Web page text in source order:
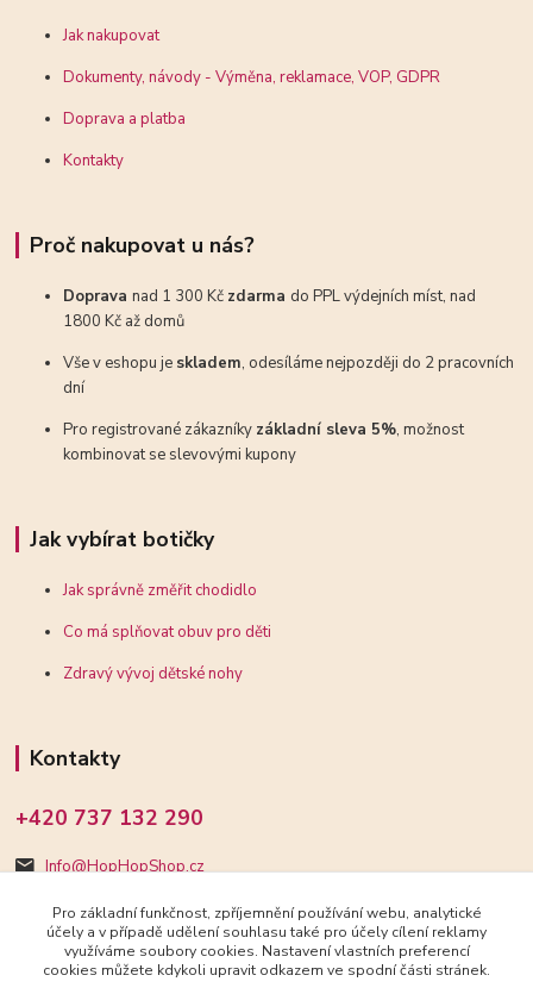
Jak nakupovat
Dokumenty, návody - Výměna, reklamace, VOP, GDPR
Doprava a platba
Kontakty
Proč nakupovat u nás?
Dopravanad 1 300 Kč zdarma do PPL výdejních míst, nad
1800 Kč až domů
Vše v eshopu je skladem, odesíláme nejpozději do 2 pracovních
dní
Pro registrované zákazníky základní sleva 5%, možnost
kombinovat se slevovými kupony
Jak vybírat botičky
Jak správně změřit chodidlo
Co má splňovat obuv pro děti
Zdravý vývoj dětské nohy
Kontakty
+420 737 132 290
Info@HopHopShop.cz
Pro základní funkčnost, zpříjemnění používání webu, analytické
účely a v případě udělení souhlasu také pro účely cílení reklamy
využíváme soubory cookies. Nastavení vlastních preferencí
cookies můžete kdykoli upravit odkazem ve spodní části stránek.